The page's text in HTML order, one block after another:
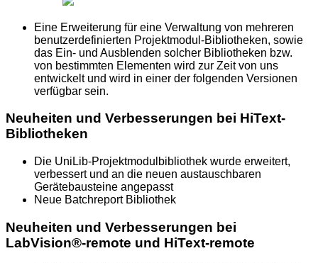
Eine Erweiterung für eine Verwaltung von mehreren
benutzerdefinierten Projektmodul-Bibliotheken, sowie
das Ein- und Ausblenden solcher Bibliotheken bzw.
von bestimmten Elementen wird zur Zeit von uns
entwickelt und wird in einer der folgenden Versionen
verfügbar sein.
Neuheiten und Verbesserungen bei HiText-
Bibliotheken
Die UniLib-Projektmodulbibliothek wurde erweitert,
verbessert und an die neuen austauschbaren
Gerätebausteine angepasst
Neue Batchreport Bibliothek
Neuheiten und Verbesserungen bei
LabVision®-remote und HiText-remote